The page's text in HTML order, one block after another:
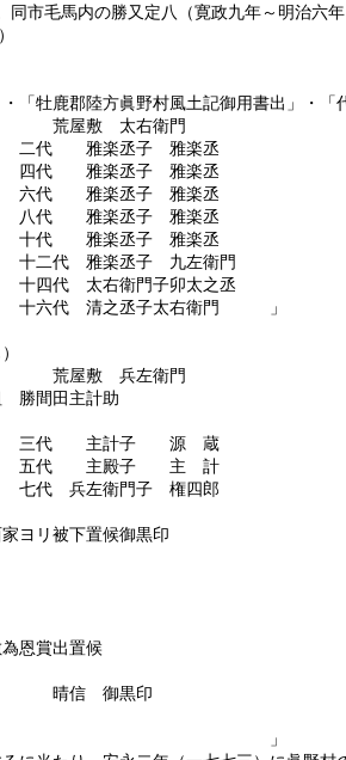
同市毛馬内の勝又定八（寛政九年～明治
「牡鹿郡陸方眞野村風土記御用書出」・「
太右衛門
楽丞子 雅楽丞
雅楽丞子 雅楽丞
雅楽丞子 雅楽丞
雅楽丞子 雅楽丞
雅楽丞子 雅楽丞
雅楽丞子 九左衛門
代 太右衛門子卯太之丞
代 清之丞子太右衛門 」
兵左衛門
計助
主計子 源 蔵
主殿子 主 計
兵左衛門子 権四郎
ヨリ被下置候御黒印
恩賞出置候
信 御黒印
品 」